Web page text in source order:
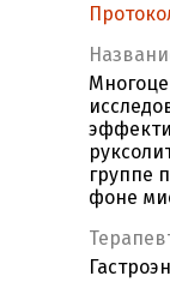
группе
фоне